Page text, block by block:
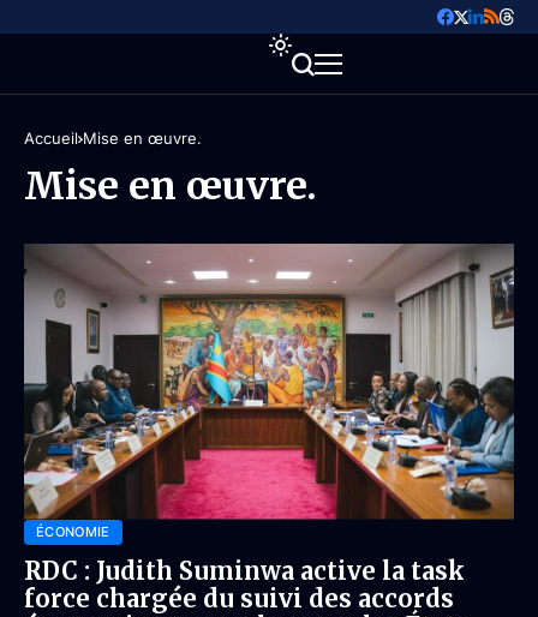
Accueil Mise en œuvre.
Mise en œuvre.
ÉCONOMIE
RDC : Judith Suminwa active la task
force chargée du suivi des accords